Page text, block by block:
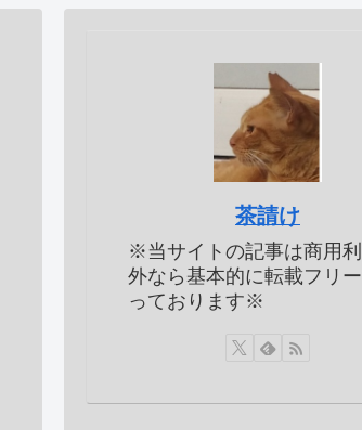
茶請け
※当サイトの記事は商用
外なら基本的に転載フリ
っております※